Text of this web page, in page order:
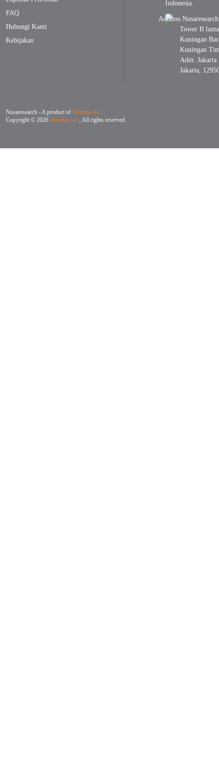
FAQ
Hubungi Kami
Kebijakan
Indonesia.
Tower B
Kuningan
Kuningan
Adm.
Jakarta,
Nusaresearch - A product of Monitas Inc.
Copyright © 2026 Monitas Inc., All rights reserved.